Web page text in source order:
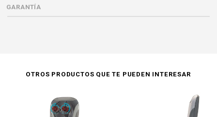
GARANTÍA
OTROS PRODUCTOS QUE TE PUEDEN INTERESAR